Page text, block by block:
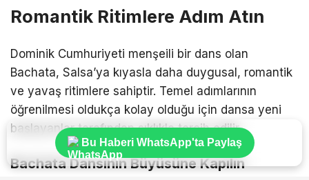
Romantik Ritimlere Adım Atın
Dominik Cumhuriyeti menşeili bir dans olan
Bachata, Salsa’ya kıyasla daha duygusal, romantik
ve yavaş ritimlere sahiptir. Temel adımlarının
öğrenilmesi oldukça kolay olduğu için dansa yeni
başlayanlar tarafından sıklıkla tercih edilir.
Bachata Dansının Büyüsüne Kapılın
Bu Haberi WhatsApp'ta Paylaş